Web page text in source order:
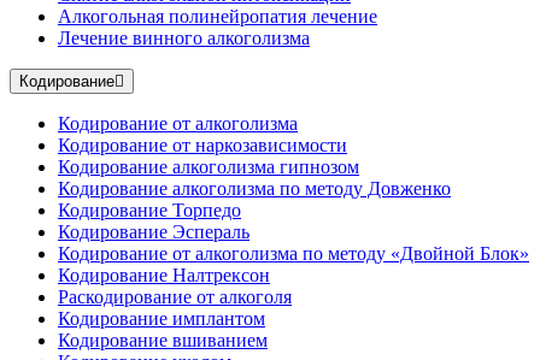
Алкогольная полинейропатия лечение
Лечение винного алкоголизма
Кодирование
Кодирование от алкоголизма
Кодирование от наркозависимости
Кодирование алкоголизма гипнозом
Кодирование алкоголизма по методу Довженко
Кодирование Торпедо
Кодирование Эспераль
Кодирование от алкоголизма по методу «Двойной Блок»
Кодирование Налтрексон
Раскодирование от алкоголя
Кодирование имплантом
Кодирование вшиванием